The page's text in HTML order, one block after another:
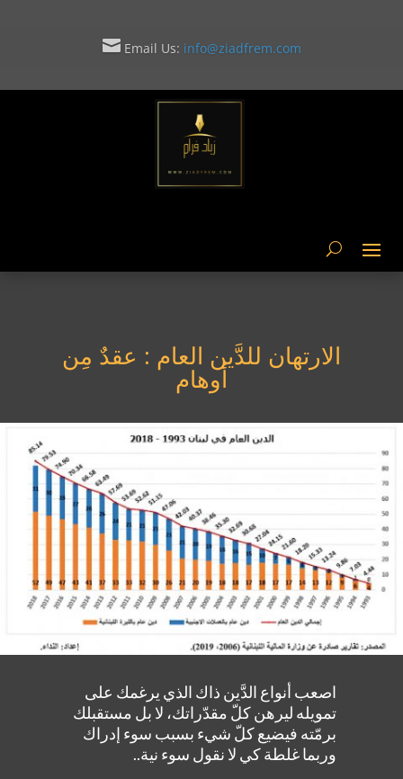
Email Us: info@ziadfrem.com

الارتهان للدَّين العام : عقدٌ مِن
أوهام
اصعب أنواع الدَّين ذاك الذي يرغمك على
تمويله ليرهن كلّ مقدّراتك، لا بل مستقبلك
برمّته فيضيع كلّ شيء بسبب سوء إدراك
وربما غلطة كي لا نقول سوء نية..